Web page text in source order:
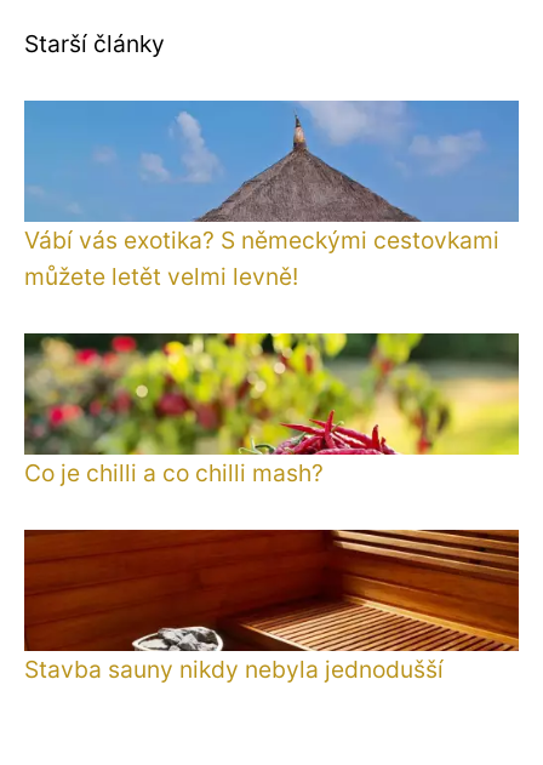
Starší články
Vábí vás exotika? S německými cestovkami
můžete letět velmi levně!
Co je chilli a co chilli mash?
Stavba sauny nikdy nebyla jednodušší